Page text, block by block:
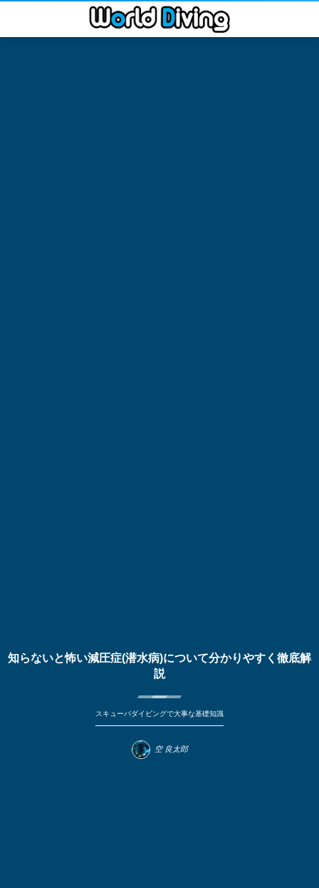
知らないと怖い減圧症(潜水病)について分かりやすく徹底解
説
スキューバダイビングで大事な基礎知識
空 良太郎